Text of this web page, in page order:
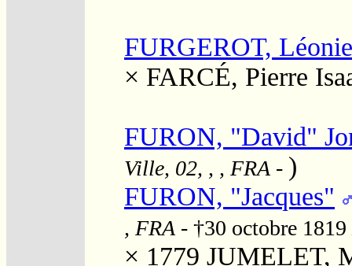
FURGEROT,
× FARCÉ, Pierre
FURON, "David"
Ville, 02, , , FRA - )
FURON, "Jacques"
, FRA - †30 octobre 1819
× 1779 JUMELET,